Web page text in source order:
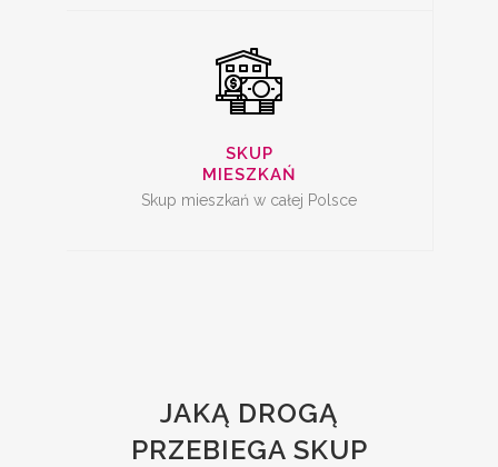
SKUP
MIESZKAŃ
Skup mieszkań w całej Polsce
JAKĄ DROGĄ
PRZEBIEGA SKUP